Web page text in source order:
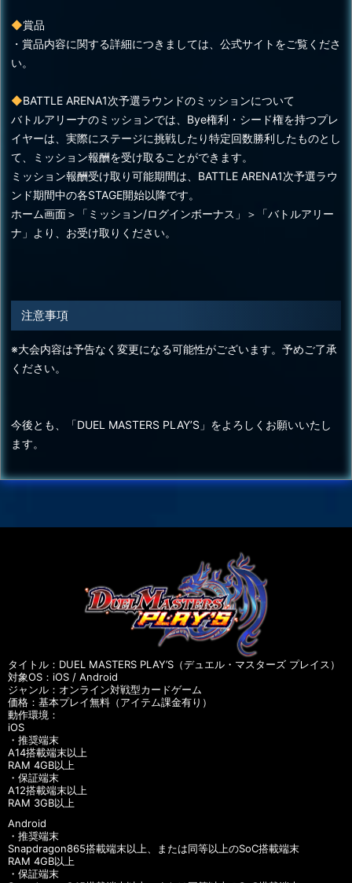
◆賞品
・賞品内容に関する詳細につきましては、公式サイトをご覧くださ
い。
◆BATTLE ARENA1次予選ラウンドのミッションについて
バトルアリーナのミッションでは、Bye権利・シード権を持つプレ
イヤーは、実際にステージに挑戦したり特定回数勝利したものとし
て、ミッション報酬を受け取ることができます。
ミッション報酬受け取り可能期間は、BATTLE ARENA1次予選ラウ
ンド期間中の各STAGE開始以降です。
ホーム画面＞「ミッション/ログインボーナス」＞「バトルアリー
ナ」より、お受け取りください。
注意事項
※大会内容は予告なく変更になる可能性がございます。予めご了承
ください。
今後とも、「DUEL MASTERS PLAY’S」をよろしくお願いいたし
ます。
タイトル：DUEL MASTERS PLAY’S（デュエル・マスターズ プレイス）
対象OS：iOS / Android
ジャンル：オンライン対戦型カードゲーム
価格：基本プレイ無料（アイテム課金有り）
動作環境：
iOS
・推奨端末
A14搭載端末以上
RAM 4GB以上
・保証端末
A12搭載端末以上
RAM 3GB以上
Android
・推奨端末
Snapdragon865搭載端末以上、または同等以上のSoC搭載端末
RAM 4GB以上
・保証端末